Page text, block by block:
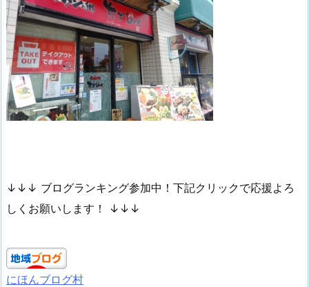
↓↓↓ ブログランキング参加中！下記クリックで応援よろ
しくお願いします！ ↓↓↓
にほんブログ村